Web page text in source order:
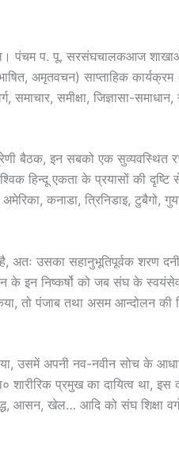
पंचम प. पू. सरसंघचालकआज
अमृतवचन) साप्ताहिक कार्यक्रम
समाचार, समीक्षा, जिज्ञासा-
बैठक, इन सबको एक सुव्यवस्थित
हिन्दू एकता के प्रयासों की दृष्टि
कनाडा, त्रिनिडाइ, टुबैगो,
अतः उसका सहानुभूतिपूर्वक शरण
इन निष्कर्षो को जब संघ के
तो पंजाब तथा असम आन्दोलन की
उसमें अपनी नव-नवीन सोच के
प्रमुख का दायित्व था, इस
आसन, खेल… आदि को संघ शिक्षा